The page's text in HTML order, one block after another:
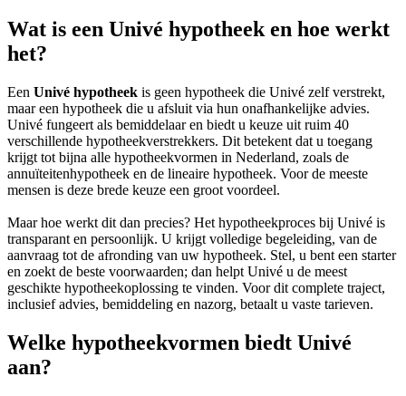
Wat is een Univé hypotheek en hoe werkt
het?
Een Univé hypotheek is geen hypotheek die Univé zelf verstrekt,
maar een hypotheek die u afsluit via hun onafhankelijke advies.
Univé fungeert als bemiddelaar en biedt u keuze uit ruim 40
verschillende hypotheekverstrekkers. Dit betekent dat u toegang
krijgt tot bijna alle hypotheekvormen in Nederland, zoals de
annuïteitenhypotheek en de lineaire hypotheek. Voor de meeste
mensen is deze brede keuze een groot voordeel.
Maar hoe werkt dit dan precies? Het hypotheekproces bij Univé is
transparant en persoonlijk. U krijgt volledige begeleiding, van de
aanvraag tot de afronding van uw hypotheek. Stel, u bent een starter
en zoekt de beste voorwaarden; dan helpt Univé u de meest
geschikte hypotheekoplossing te vinden. Voor dit complete traject,
inclusief advies, bemiddeling en nazorg, betaalt u vaste tarieven.
Welke hypotheekvormen biedt Univé
aan?